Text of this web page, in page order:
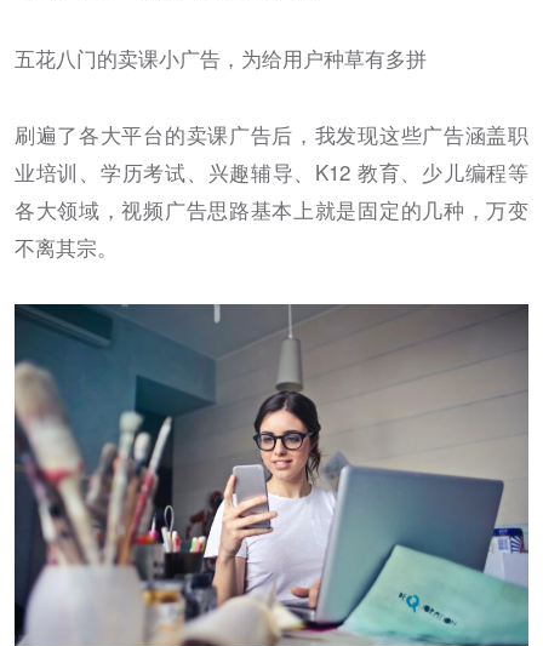
五花八门的卖课小广告，为给用户种草有多拼
刷遍了各大平台的卖课广告后，我发现这些广告涵盖职
业培训、学历考试、兴趣辅导、K12 教育、少儿编程等
各大领域，视频广告思路基本上就是固定的几种，万变
不离其宗。